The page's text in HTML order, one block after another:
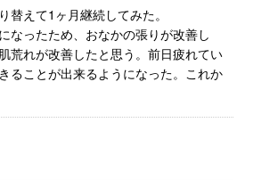
替えて1ヶ月継続してみた。
なったため、おなかの張りが改善し
荒れが改善したと思う。前日疲れてい
ることが出来るようになった。これか